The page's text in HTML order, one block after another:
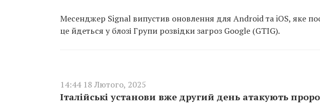
Месенджер Signal випустив оновлення для Android та iOS, яке
це йдеться у блозі Групи розвідки загроз Google (GTIG).
14:44 18 Лютого, 2025
Італійські установи вже другий день атакують